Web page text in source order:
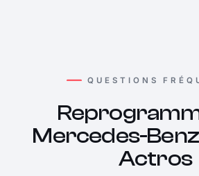
QUESTIONS
Mercedes-
Actros